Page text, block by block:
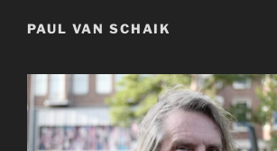
PAUL VAN SCHAIK